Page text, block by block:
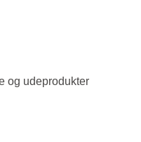
og udeprodukter